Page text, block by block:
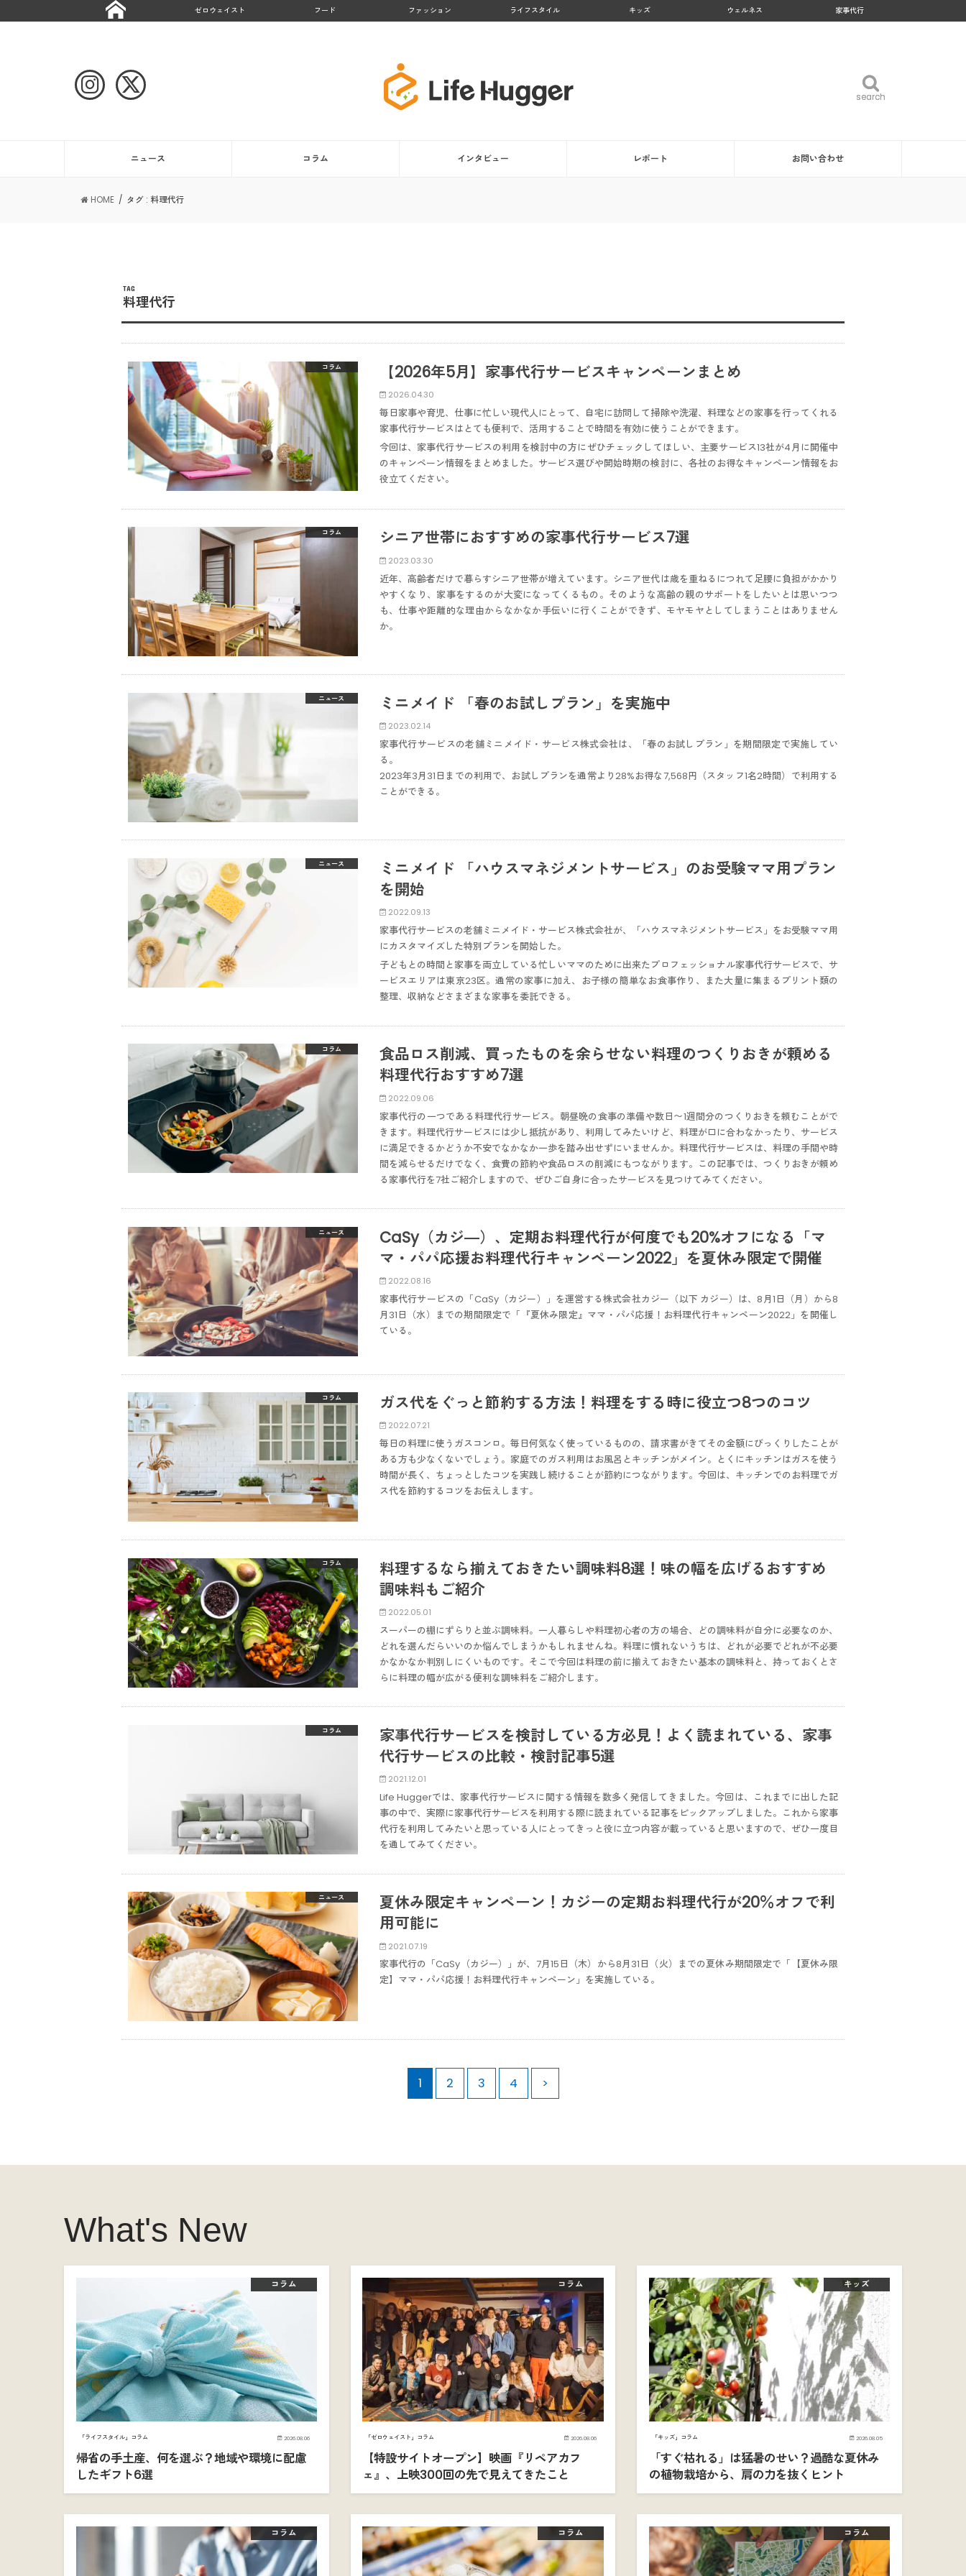
ゼロウェイスト フード ファッション ライフスタイル キッズ ウェルネス 家事代行
search
search
ニュース コラム インタビュー レポート お問い合わせ
HOME タグ : 料理代行
TAG
料理代行
コラム 【2026年5月】家事代行サービスキャンペーンまとめ
2026.04.30
毎日家事や育児、仕事に忙しい現代人にとって、自宅に訪問して掃除や洗濯、料理などの家事を行ってくれる
家事代行サービスはとても便利で、活用することで時間を有効に使うことができます。
今回は、家事代行サービスの利用を検討中の方にぜひチェックしてほしい、主要サービス13社が4月に開催中
のキャンペーン情報をまとめました。サービス選びや開始時期の検討に、各社のお得なキャンペーン情報をお
役立てください。
コラム シニア世帯におすすめの家事代行サービス7選
2023.03.30
近年、高齢者だけで暮らすシニア世帯が増えています。シニア世代は歳を重ねるにつれて足腰に負担がかかり
やすくなり、家事をするのが大変になってくるもの。そのような高齢の親のサポートをしたいとは思いつつ
も、仕事や距離的な理由からなかなか手伝いに行くことができず、モヤモヤとしてしまうことはありません
か。
ニュース ミニメイド 「春のお試しプラン」を実施中
2023.02.14
家事代行サービスの老舗ミニメイド・サービス株式会社は、「春のお試しプラン」を期間限定で実施してい
る。
2023年3月31日までの利用で、お試しプランを通常より28%お得な7,568円（スタッフ1名2時間）で利用する
ことができる。
ニュース
ミニメイド 「ハウスマネジメントサービス」のお受験ママ用プラン
を開始
2022.09.13
家事代行サービスの老舗ミニメイド・サービス株式会社が、「ハウスマネジメントサービス」をお受験ママ用
にカスタマイズした特別プランを開始した。
子どもとの時間と家事を両立している忙しいママのために出来たプロフェッショナル家事代行サービスで、サ
ービスエリアは東京23区。通常の家事に加え、お子様の簡単なお食事作り、また大量に集まるプリント類の
整理、収納などさまざまな家事を委託できる。
コラム
食品ロス削減、買ったものを余らせない料理のつくりおきが頼める
料理代行おすすめ7選
2022.09.06
家事代行の一つである料理代行サービス。朝昼晩の食事の準備や数日〜1週間分のつくりおきを頼むことがで
きます。料理代行サービスには少し抵抗があり、利用してみたいけど、料理が口に合わなかったり、サービス
に満足できるかどうか不安でなかなか一歩を踏み出せずにいませんか。料理代行サービスは、料理の手間や時
間を減らせるだけでなく、食費の節約や食品ロスの削減にもつながります。この記事では、つくりおきが頼め
る家事代行を7社ご紹介しますので、ぜひご自身に合ったサービスを見つけてみてください。
ニュース
CaSy（カジ―）、定期お料理代行が何度でも20%オフになる「マ
マ・パパ応援お料理代行キャンペーン2022」を夏休み限定で開催
2022.08.16
家事代行サービスの「CaSy（カジー）」を運営する株式会社カジー（以下 カジー）は、8月1日（月）から8
月31日（水）までの期間限定で「『夏休み限定』ママ・パパ応援！お料理代行キャンペーン2022」を開催し
ている。
コラム ガス代をぐっと節約する方法！料理をする時に役立つ8つのコツ
2022.07.21
毎日の料理に使うガスコンロ。毎日何気なく使っているものの、請求書がきてその金額にびっくりしたことが
ある方も少なくないでしょう。家庭でのガス利用はお風呂とキッチンがメイン。とくにキッチンはガスを使う
時間が長く、ちょっとしたコツを実践し続けることが節約につながります。今回は、キッチンでのお料理でガ
ス代を節約するコツをお伝えします。
コラム
料理するなら揃えておきたい調味料8選！味の幅を広げるおすすめ
調味料もご紹介
2022.05.01
スーパーの棚にずらりと並ぶ調味料。一人暮らしや料理初心者の方の場合、どの調味料が自分に必要なのか、
どれを選んだらいいのか悩んでしまうかもしれませんね。料理に慣れないうちは、どれが必要でどれが不必要
かなかなか判別しにくいものです。そこで今回は料理の前に揃えておきたい基本の調味料と、持っておくとさ
らに料理の幅が広がる便利な調味料をご紹介します。
コラム
家事代行サービスを検討している方必見！よく読まれている、家事
代行サービスの比較・検討記事5選
2021.12.01
Life Huggerでは、家事代行サービスに関する情報を数多く発信してきました。今回は、これまでに出した記
事の中で、実際に家事代行サービスを利用する際に読まれている記事をピックアップしました。これから家事
代行を利用してみたいと思っている人にとってきっと役に立つ内容が載っていると思いますので、ぜひ一度目
を通してみてください。
ニュース
夏休み限定キャンペーン！カジーの定期お料理代行が20％オフで利
用可能に
2021.07.19
家事代行の「CaSy（カジー）」が、7月15日（木）から8月31日（火）までの夏休み期間限定で「【夏休み限
定】ママ・パパ応援！お料理代行キャンペーン」を実施している。
1 2 3 4 >
What's New
コラム
「ライフスタイル」コラム 2026.08.06
帰省の手土産、何を選ぶ？地域や環境に配慮
したギフト6選
コラム
「ゼロウェイスト」コラム 2026.08.06
【特設サイトオープン】映画『リペアカフ
ェ』、上映300回の先で見えてきたこと
キッズ
「キッズ」コラム 2026.08.05
「すぐ枯れる」は猛暑のせい？過酷な夏休み
の植物栽培から、肩の力を抜くヒント
コラム コラム コラム